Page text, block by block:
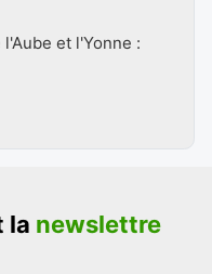
et l'Yonne :
la newslettre